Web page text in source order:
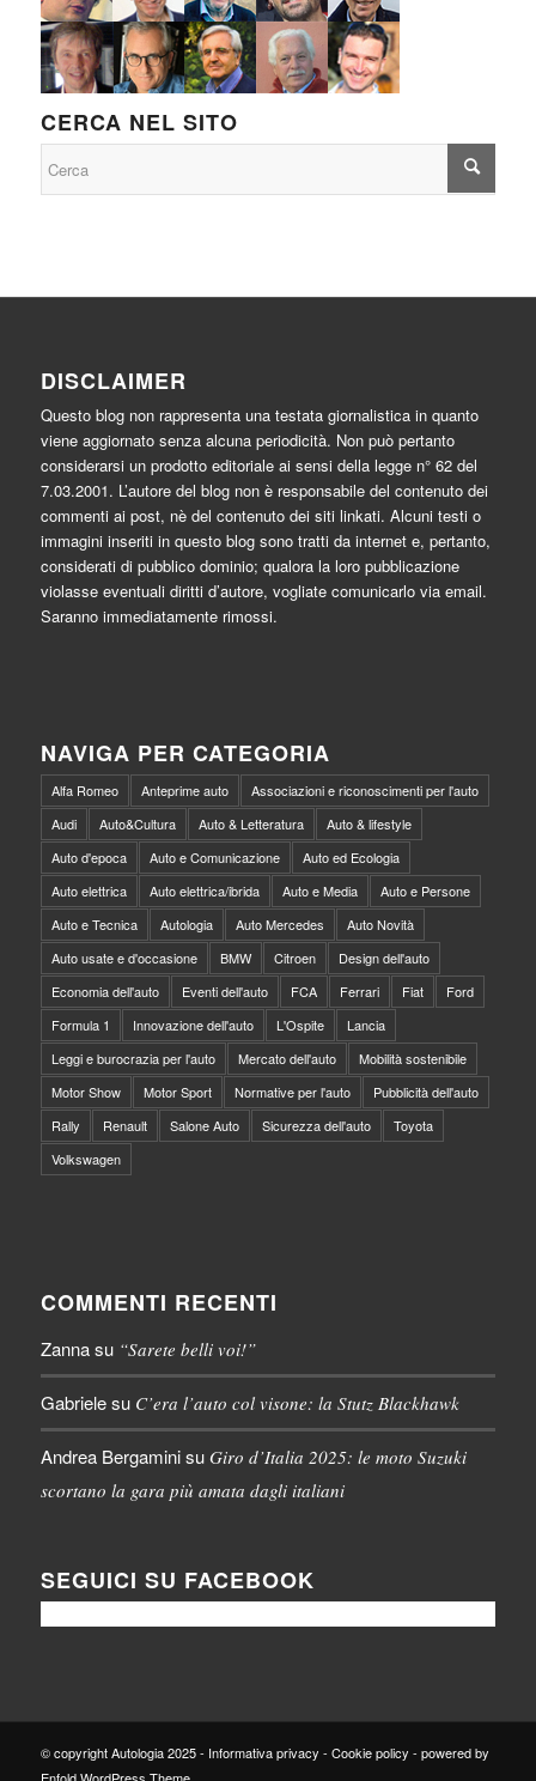
CERCA NEL SITO
DISCLAIMER
Questo blog non rappresenta una testata giornalistica in quanto
viene aggiornato senza alcuna periodicità. Non può pertanto
considerarsi un prodotto editoriale ai sensi della legge n° 62 del
7.03.2001. L’autore del blog non è responsabile del contenuto dei
commenti ai post, nè del contenuto dei siti linkati. Alcuni testi o
immagini inseriti in questo blog sono tratti da internet e, pertanto,
considerati di pubblico dominio; qualora la loro pubblicazione
violasse eventuali diritti d’autore, vogliate comunicarlo via email.
Saranno immediatamente rimossi.
NAVIGA PER CATEGORIA
Alfa Romeo Anteprime auto
Associazioni e riconoscimenti per l'auto
Audi
Auto&Cultura Auto & Letteratura
Auto & lifestyle
Auto d'epoca
Auto e Comunicazione
Auto ed Ecologia
Auto elettrica
Auto elettrica/ibrida Auto e Media
Auto e Persone
Auto e Tecnica
Autologia Auto Mercedes
Auto Novità
Auto usate e d'occasione
BMW Citroen
Design dell'auto
Economia dell'auto
Eventi dell'auto FCA Ferrari Fiat
Ford
Formula 1
Innovazione dell'auto L'Ospite
Lancia
Leggi e burocrazia per l'auto
Mercato dell'auto
Mobilità sostenibile
Motor Show
Motor Sport Normative per l'auto
Pubblicità dell'auto
Rally
Renault Salone Auto Sicurezza dell'auto
Toyota
Volkswagen
COMMENTI RECENTI
Zannasu “Sarete belli voi!”
Gabrielesu C’era l’auto col visone: la Stutz Blackhawk
Andrea Bergaminisu Giro d’Italia 2025: le moto Suzuki
scortano la gara più amata dagli italiani
SEGUICI SU FACEBOOK
© copyright Autologia 2025 - Informativa privacy - Cookie policy - powered by
Enfold WordPress Theme